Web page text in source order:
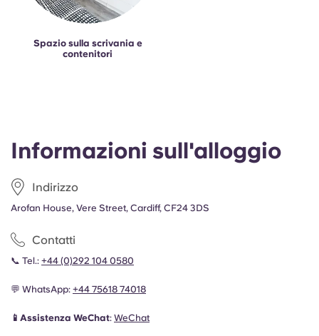
Informazioni sull'alloggio
Indirizzo
Arofan House, Vere Street, Cardiff, CF24 3DS
Contatti
📞 Tel.: +44 (0)292 104 0580
💬 WhatsApp: +44 75618 74018
📱Assistenza WeChat: WeChat
Spazio sulla scrivania e
contenitori